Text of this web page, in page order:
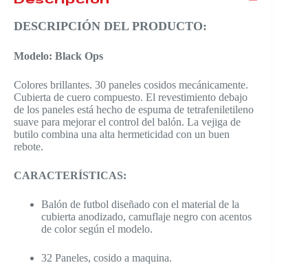
DESCRIPCIÓN DEL PRODUCTO:
Modelo: Black Ops
Colores brillantes. 30 paneles cosidos mecánicamente.
Cubierta de cuero compuesto. El revestimiento debajo
de los paneles está hecho de espuma de tetrafeniletileno
suave para mejorar el control del balón. La vejiga de
butilo combina una alta hermeticidad con un buen
rebote.
CARACTERÍSTICAS:
Balón de futbol diseñado con el material de la
cubierta anodizado, camuflaje negro con acentos
de color según el modelo.
32 Paneles, cosido a maquina.